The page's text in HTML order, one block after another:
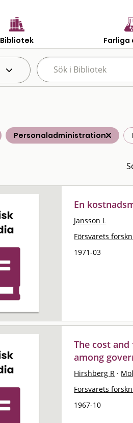
Bibliotek Farliga
Personaladministration
En
Jansson L
Försvarets
1971-03
The cost
among
Hirshberg R ·
Försvarets
1967-10